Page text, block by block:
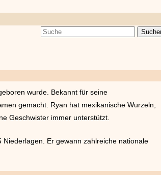
wurde. Bekannt für seine
gemacht. Ryan hat mexikanische Wurzeln,
Geschwister immer unterstützt.
Er gewann zahlreiche nationale